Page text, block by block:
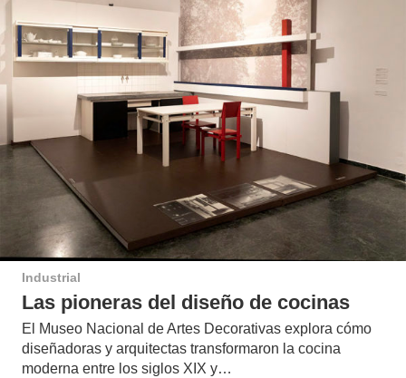
Industrial
Las pioneras del diseño de cocinas
El Museo Nacional de Artes Decorativas explora cómo
diseñadoras y arquitectas transformaron la cocina
moderna entre los siglos XIX y…